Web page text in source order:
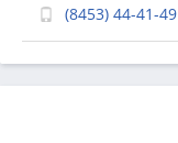
(8453) 44-41-49